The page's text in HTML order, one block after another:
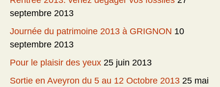
septembre 2013
Journée du patrimoine 2013 à GRIGNON 10
septembre 2013
Pour le plaisir des yeux 25 juin 2013
Sortie en Aveyron du 5 au 12 Octobre 2013 25 mai